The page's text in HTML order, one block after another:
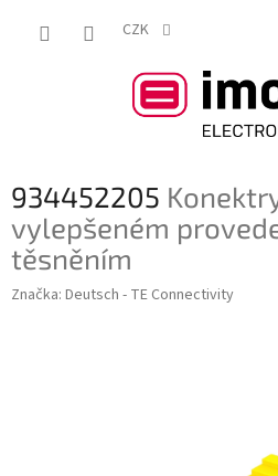
CZK
934452205
vylepšeném
těsněním
Značka: Deutsch - TE Connectivity